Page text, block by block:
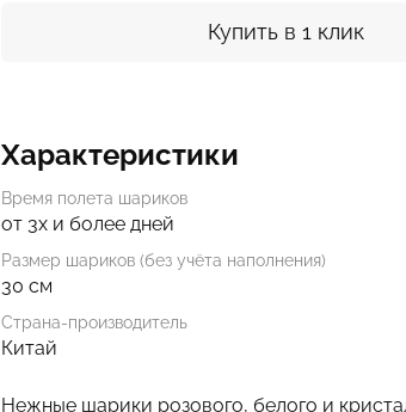
Купить в 1 клик
Характеристики
Время полета шариков
от 3х и более дней
Размер шариков (без учёта наполнения)
30 см
Страна-производитель
Китай
Нежные шарики розового, белого и